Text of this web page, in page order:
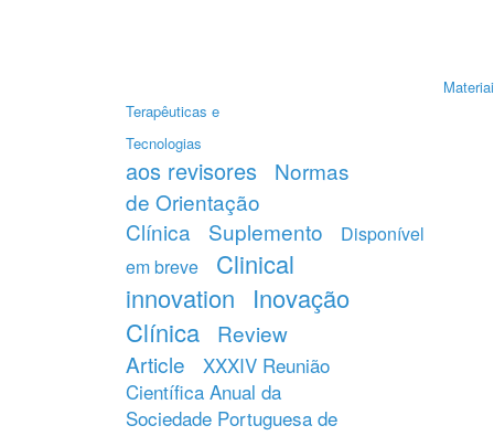
Terapêuticas e
Tecnologias
aos revisores
Normas
de Orientação
Clínica
Suplemento
Disponível
em breve
Clinical
innovation
Inovação
Clínica
Review
Article
XXXIV Reunião
Científica Anual da
Sociedade Portuguesa de